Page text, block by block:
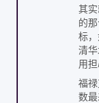
其
的
标
清
用担
福
数